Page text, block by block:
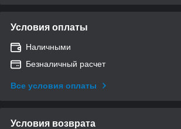
Условия оплаты
Наличными
Безналичный расчет
Все условия оплаты
Условия возврата